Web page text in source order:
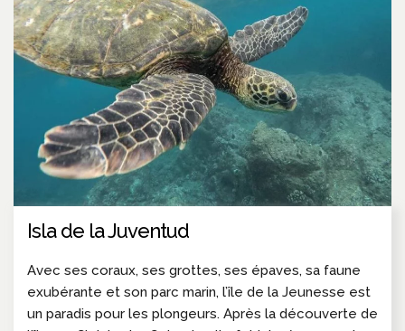
Isla de la Juventud
Avec ses coraux, ses grottes, ses épaves, sa faune
exubérante et son parc marin, l’île de la Jeunesse est
un paradis pour les plongeurs. Après la découverte de